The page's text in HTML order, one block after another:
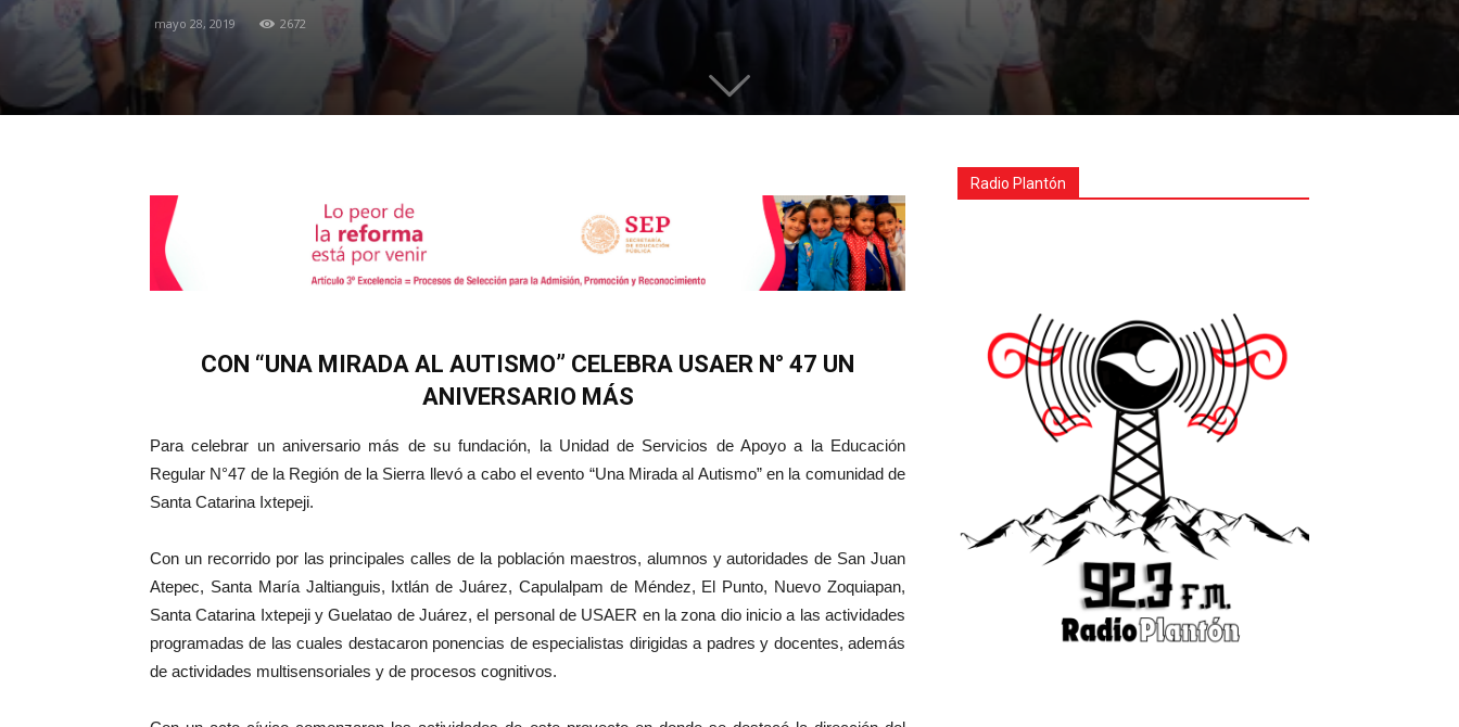
Sección
mayo 28, 2019 2672
CON “UNA MIRADA AL AUTISMO” CELEBRA USAER N° 47 UN
ANIVERSARIO MÁS
Para celebrar un aniversario más de su fundación, la Unidad de Servicios de Apoyo a la Educación
Regular N°47 de la Región de la Sierra llevó a cabo el evento “Una Mirada al Autismo” en la comunidad de
Santa Catarina Ixtepeji.
Con un recorrido por las principales calles de la población maestros, alumnos y autoridades de San Juan
Atepec, Santa María Jaltianguis, Ixtlán de Juárez, Capulalpam de Méndez, El Punto, Nuevo Zoquiapan,
Santa Catarina Ixtepeji y Guelatao de Juárez, el personal de USAER en la zona dio inicio a las actividades
programadas de las cuales destacaron ponencias de especialistas dirigidas a padres y docentes, además
de actividades multisensoriales y de procesos cognitivos.
Radio Plantón